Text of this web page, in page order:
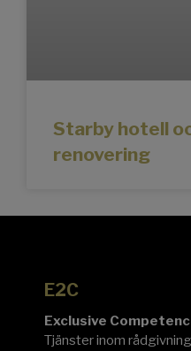
Starby hotell
renovering
E2C
Exclusive
Tjänster inom